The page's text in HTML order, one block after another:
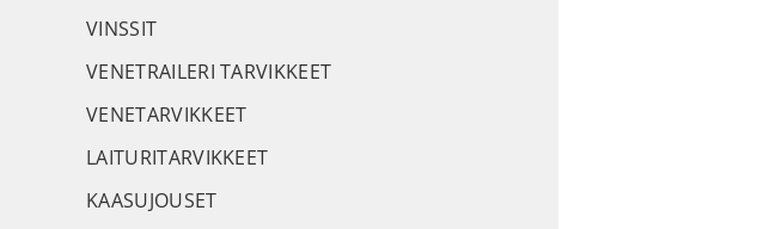
VINSSIT
VENETRAILERI TARVIKKEET
VENETARVIKKEET
LAITURITARVIKKEET
KAASUJOUSET